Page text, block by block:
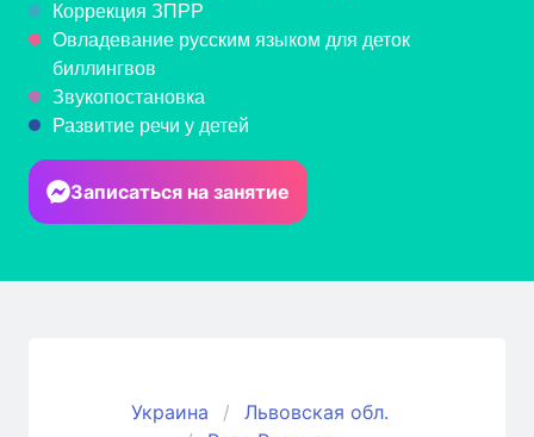
Коррекция ЗПРР
Овладевание русским языком для деток
биллингвов
Звукопостановка
Развитие речи у детей
Записаться на занятие
Украина
Львовская обл.